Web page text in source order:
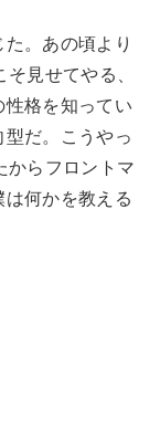
。あの頃より
見せてやる、
格を知ってい
だ。こうやっ
からフロントマ
何かを教える